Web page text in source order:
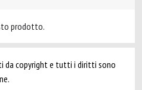
prodotto.
da copyright e tutti i diritti sono